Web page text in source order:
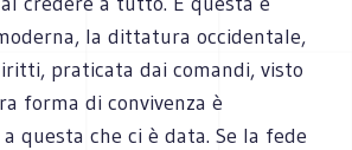
la dittatura occidentale,
praticata dai comandi, visto
forma di convivenza è
questa che ci è data. Se la fede